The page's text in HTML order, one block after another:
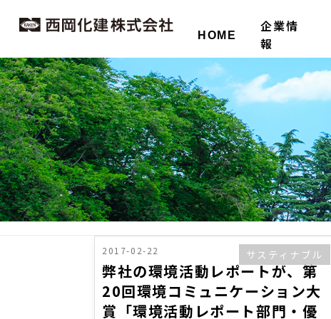
HOME
企業情
報
2017-02-22
弊社の環境活動レポートが、第
20回環境コミュニケーション大
賞「環境活動レポート部門・優
サスティナブル